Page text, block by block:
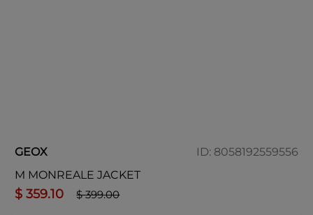
GEOX ID: 8058192559556
M MONREALE JACKET
$ 359.10 $ 399.00